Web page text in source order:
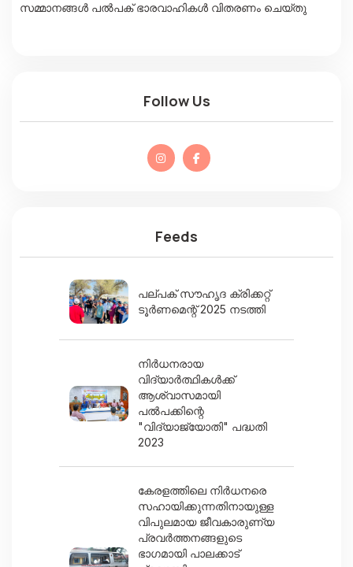
സമ്മാനങ്ങൾ പൽപക് ഭാരവാഹികൾ വിതരണം ചെയ്തു
Follow Us
Feeds
പല്പക് സൗഹൃദ ക്രിക്കറ്റ്‌
ടൂർണമെന്റ് 2025 നടത്തി
നിർധനരായ
വിദ്യാർത്ഥികൾക്ക്
ആശ്വാസമായി
പൽപക്കിന്റെ
"വിദ്യാജ്യോതി" പദ്ധതി
2023
കേരളത്തിലെ നിർധനരെ
സഹായിക്കുന്നതിനായുള്ള
വിപുലമായ ജീവകാരുണ്യ
പ്രവർത്തനങ്ങളുടെ
ഭാഗമായി പാലക്കാട്